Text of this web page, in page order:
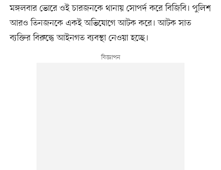
মঙ্গলবার ভোরে ওই চারজনকে থানায় সোপর্দ করে বিজিবি। পুলিশ
আরও তিনজনকে একই অভিযোগে আটক করে। আটক সাত
ব্যক্তির বিরুদ্ধে আইনগত ব্যবস্থা নেওয়া হচ্ছে।